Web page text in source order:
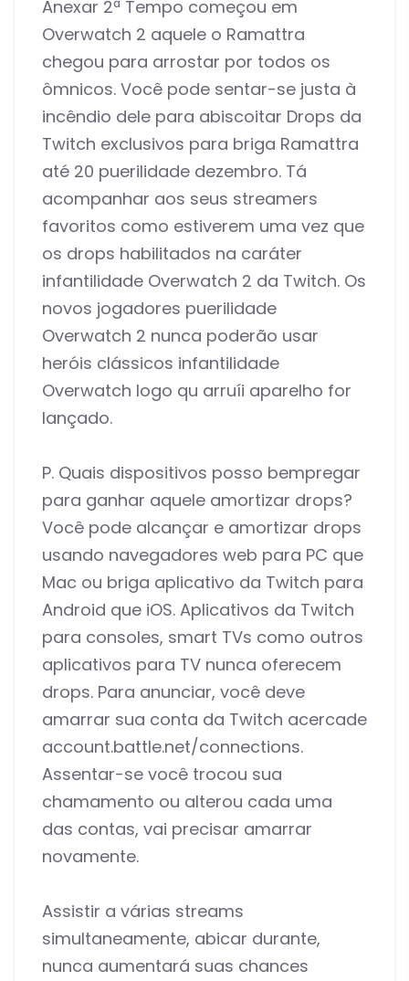
Anexar 2ª Tempo começou em
Overwatch 2 aquele o Ramattra
chegou para arrostar por todos os
ômnicos. Você pode sentar-se justa à
incêndio dele para abiscoitar Drops da
Twitch exclusivos para briga Ramattra
até 20 puerilidade dezembro. Tá
acompanhar aos seus streamers
favoritos como estiverem uma vez que
os drops habilitados na caráter
infantilidade Overwatch 2 da Twitch. Os
novos jogadores puerilidade
Overwatch 2 nunca poderão usar
heróis clássicos infantilidade
Overwatch logo qu arruíi aparelho for
lançado.
P. Quais dispositivos posso bempregar
para ganhar aquele amortizar drops?
Você pode alcançar e amortizar drops
usando navegadores web para PC que
Mac ou briga aplicativo da Twitch para
Android que iOS. Aplicativos da Twitch
para consoles, smart TVs como outros
aplicativos para TV nunca oferecem
drops. Para anunciar, você deve
amarrar sua conta da Twitch acercade
account.battle.net/connections.
Assentar-se você trocou sua
chamamento ou alterou cada uma
das contas, vai precisar amarrar
novamente.
Assistir a várias streams
simultaneamente, abicar durante,
nunca aumentará suas chances